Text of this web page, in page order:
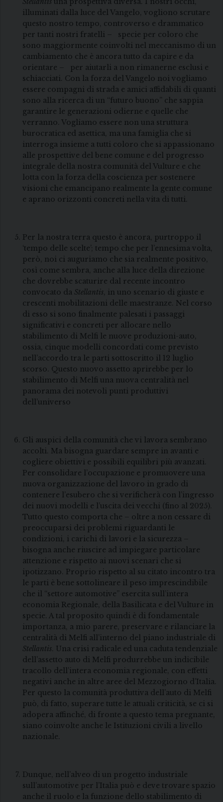
illuminati dalla luce del Vangelo, vogliono scrutare
questo nostro tempo, controverso e drammatico
per tanti nostri fratelli – specie per coloro che
sono maggiormente coinvolti nel meccanismo di un
cambiamento che è ancora tutto da capire e da
orientare – per aiutarli a non rimanerne esclusi e
schiacciati. Con la forza del Vangelo noi vogliamo
essere compagni di strada e amici affidabili di quanti
sono alla ricerca di un “futuro buono” che sappia
garantire le generazioni odierne e quelle che
verranno. Vogliamo essere non una struttura
burocratica ed asettica, ma una famiglia che si
interroga insieme a tutti coloro che si appassionano
alle prospettive del bene comune e del progresso
integrale della nostra comunità del Vulture e che
lotta con la forza della coscienza per sostenere
visioni che emancipano realmente la gente comune
e aprano orizzonti concreti nella vita di tutti.
Per la nostra terra questo è ancora, purtroppo il
‘tempo delle scelte’; tempo che per l’ennesima volta,
però, noi ci auguriamo che sia realmente positivo,
così come sembra, anche alla luce della direzione
che dovrebbe scaturire dal recente incontro
convocato da Stellantis, in uno scenario di giuste e
crescenti mobilitazioni delle maestranze. Nel corso
di esso si sono finalmente palesati i passaggi
significativi e concreti per allocare nello
stabilimento di Melfi le nuove produzioni-auto,
ossia, cinque modelli concordati come previsto
nell’accordo tra le parti sottoscritto il 12 luglio
scorso. Questo nuovo assetto aprirebbe per lo
stabilimento di Melfi una nuova centralità nel
panorama dei notevoli punti produttivi
dell’universo
Gli auspici della comunità che vi lavora sembrano
accolti. Ma bisogna guardare sempre in avanti e
cogliere obiettivi e possibili equilibri più avanzati.
Per consolidare l’occupazione e promuovere una
nuova organizzazione del lavoro in grado di
contenere l’esubero che si verificherà con l’ingresso
dei nuovi modelli e l’uscita dei vecchi (fino al 2025).
Tutto questo comporta che – oltre a non cessare di
preoccuparsi dei problemi riguardanti le
condizioni, i carichi di lavori e la sicurezza –
bisogna anche riuscire ad impiegare particolare
attenzione e rispetto ai nuovi scenari che si
ipotizzano. Proprio rispetto al su citato incontro tra
le parti è bene sottolineare il peso imprescindibile
che il “settore automotive” esercita sull’intera
economia Regionale, della Basilicata e del Vulture in
specie. A tal proposito quindi è di fondamentale
importanza, a mio parere, preservare e rilanciare la
centralità di Melfi all’interno del piano industriale di
Stellantis. Una crisi radicale ed una caduta tendenziale
dell’assetto auto di Melfi produrrebbe un indicibile
tracollo dell’intera economia regionale, con effetti
negativi anche in altre aree del Mezzogiorno d’Italia.
Per questo la comunità produttiva dell’auto di Melfi
può, di fatto, superare tutte le attuali criticità, se ci si
adopera affinché, di fronte a questo tema pregnante,
siano coinvolte anche le Istituzioni civili a livello
nazionale.
Dunque, nell’alveo di un progetto industriale
sull’automotive per l’Italia può e deve trovare spazio
anche il ruolo e la funzione dello stabilimento di